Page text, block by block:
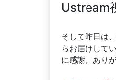
Ustream
そして昨日は
らお届けして
に感謝。あり